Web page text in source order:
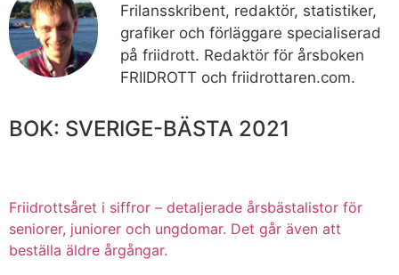
Frilansskribent, redaktör, statistiker,
grafiker och förläggare specialiserad
på friidrott. Redaktör för årsboken
FRIIDROTT och friidrottaren.com.
BOK: SVERIGE-BÄSTA 2021
Friidrottsåret i siffror – detaljerade årsbästalistor för
seniorer, juniorer och ungdomar. Det går även att
beställa äldre årgångar.